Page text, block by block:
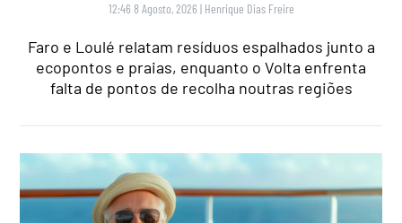
12:46 8 Agosto, 2026 | Henrique Dias Freire
Faro e Loulé relatam resíduos espalhados junto a
ecopontos e praias, enquanto o Volta enfrenta
falta de pontos de recolha noutras regiões